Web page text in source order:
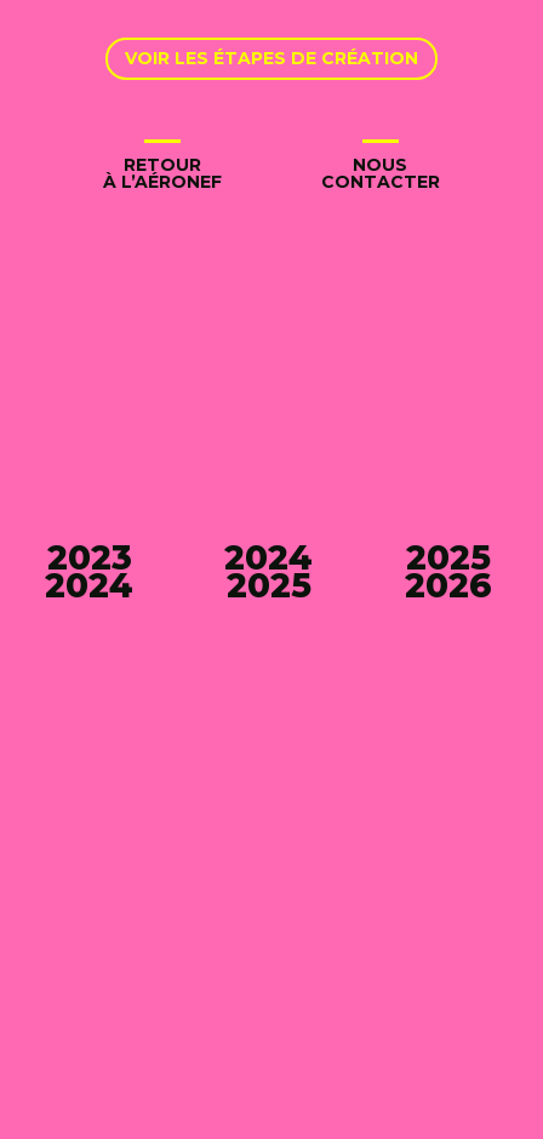
VOIR LES ÉTAPES DE CRÉATION
RETOUR
À L’AÉRONEF
NOUS
CONTACTER
2023
2024
2024
2025
2025
2026